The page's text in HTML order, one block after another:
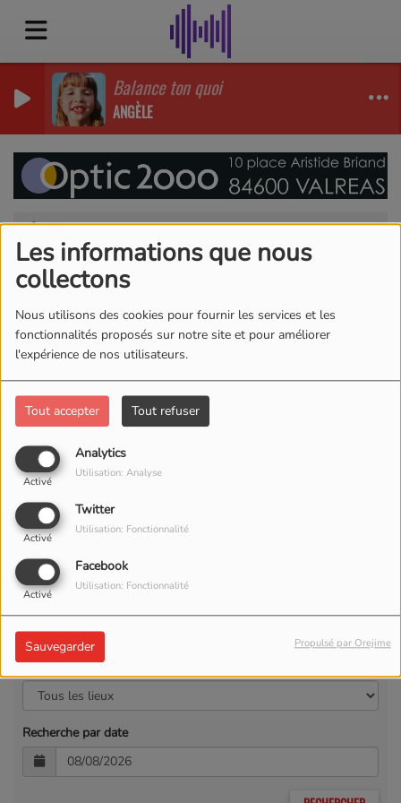
Les informations que nous
collectons
Nous utilisons des cookies pour fournir les services et les
fonctionnalités proposés sur notre site et pour améliorer
l'expérience de nos utilisateurs.
Tout accepter Tout refuser
Analytics
Activé
Utilisation: Analyse
Twitter
Activé
Utilisation: Fonctionnalité
Facebook
Activé
Utilisation: Fonctionnalité
Sauvegarder Propulsé par Orejime
Balance ton quoi
ANGÈLE
Agenda
Agenda
RSS
Recherche par lieu
Recherche par date